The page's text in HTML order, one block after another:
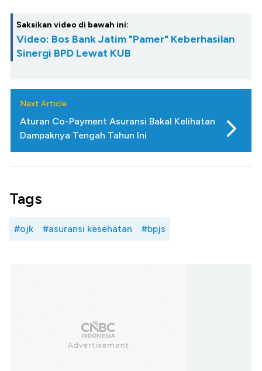
Saksikan video di bawah ini:
Video: Bos Bank Jatim "Pamer" Keberhasilan
Sinergi BPD Lewat KUB
Next Article
Aturan Co-Payment Asuransi Bakal Kelihatan
Dampaknya Tengah Tahun Ini
Tags
#ojk #asuransi kesehatan #bpjs